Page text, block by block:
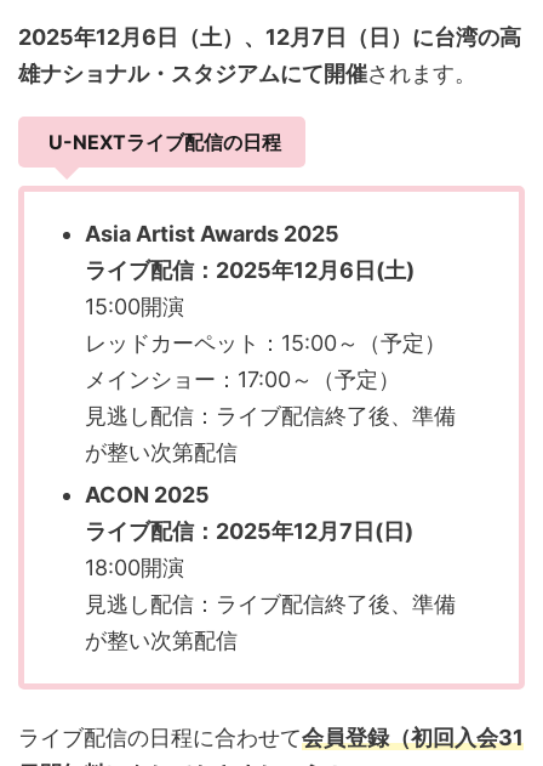
2025年12月6日（土）、12月7日（日）に台湾の高
雄ナショナル・スタジアムにて開催されます。
U-NEXTライブ配信の日程
Asia Artist Awards 2025
ライブ配信：2025年12月6日(土)
15:00開演
レッドカーペット：15:00～（予定）
メインショー：17:00～（予定）
見逃し配信：ライブ配信終了後、準備
が整い次第配信
ACON 2025
ライブ配信：2025年12月7日(日)
18:00開演
見逃し配信：ライブ配信終了後、準備
が整い次第配信
ライブ配信の日程に合わせて会員登録（初回入会31